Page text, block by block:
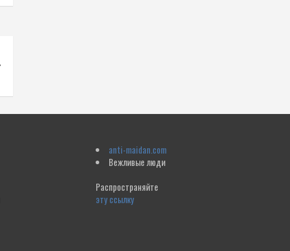
anti-maidan.com
Вежливые люди
Распространяйте
эту ссылку